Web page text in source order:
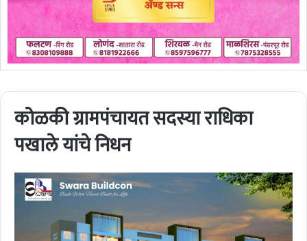
कोळकी ग्रामपंचायत सदस्या राधिका
पखाले यांचे निधन